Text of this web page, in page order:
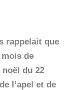
rappelait que
de
du 22
l’apel et de